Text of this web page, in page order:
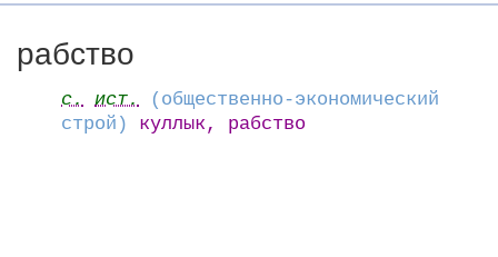
рабство
с. ист.
(общественно-экономический
строй)
куллык, рабство